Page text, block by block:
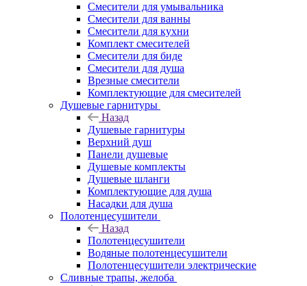
Смесители для умывальника
Смесители для ванны
Смесители для кухни
Комплект смесителей
Смесители для биде
Смесители для душа
Врезные смесители
Комплектующие для смесителей
Душевые гарнитуры
Назад
Душевые гарнитуры
Верхний душ
Панели душевые
Душевые комплекты
Душевые шланги
Комплектующие для душа
Насадки для душа
Полотенцесушители
Назад
Полотенцесушители
Водяные полотенцесушители
Полотенцесушители электрические
Сливные трапы, желоба